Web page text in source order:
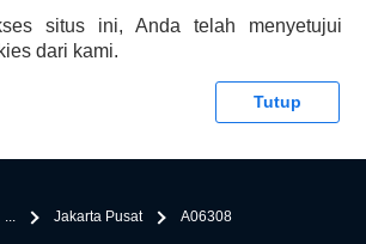
yang berlipat, persyaratan
juga sangat mudah, kamu bisa cek
disini BCA hanya sebagai pihak
terhadap informasi yang rekanan
situs ini, Anda telah menyetujui
dari kami.
Tutup
... Jakarta Pusat A06308